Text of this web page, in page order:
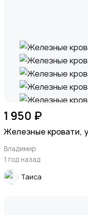
1 950 ₽
Железные кровати,
Владимир
1 год назад
Таиса